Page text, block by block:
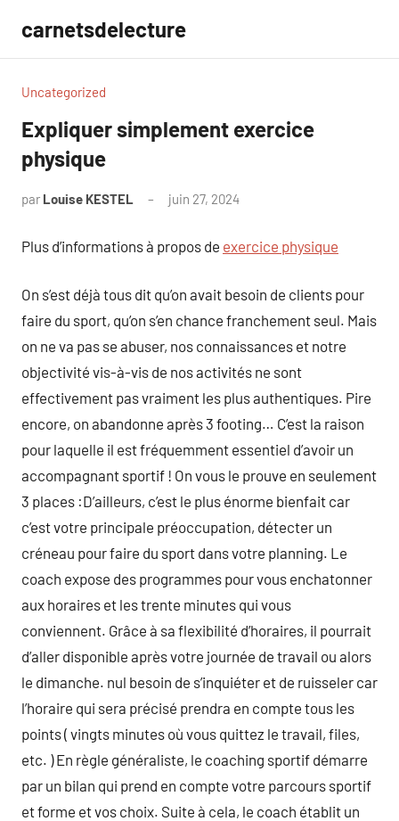
contenu
carnetsdelecture
Uncategorized
Expliquer simplement exercice
physique
par Louise KESTEL juin 27, 2024
Plus d’informations à propos de exercice physique
On s’est déjà tous dit qu’on avait besoin de clients pour
faire du sport, qu’on s’en chance franchement seul. Mais
on ne va pas se abuser, nos connaissances et notre
objectivité vis-à-vis de nos activités ne sont
effectivement pas vraiment les plus authentiques. Pire
encore, on abandonne après 3 footing… C’est la raison
pour laquelle il est fréquemment essentiel d’avoir un
accompagnant sportif ! On vous le prouve en seulement
3 places :D’ailleurs, c’est le plus énorme bienfait car
c’est votre principale préoccupation, détecter un
créneau pour faire du sport dans votre planning. Le
coach expose des programmes pour vous enchatonner
aux horaires et les trente minutes qui vous
conviennent. Grâce à sa flexibilité d’horaires, il pourrait
d’aller disponible après votre journée de travail ou alors
le dimanche. nul besoin de s’inquiéter et de ruisseler car
l’horaire qui sera précisé prendra en compte tous les
points ( vingts minutes où vous quittez le travail, files,
etc. ) En règle généraliste, le coaching sportif démarre
par un bilan qui prend en compte votre parcours sportif
et forme et vos choix. Suite à cela, le coach établit un